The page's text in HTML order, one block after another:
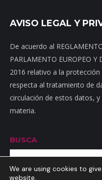
AVISO LEGAL Y
De acuerdo al
PARLAMENTO EUROPEO Y
2016 relativo a la
respecta al tratamiento de
circulación de estos datos,
materia.
BUSCA
We are using cookies to
website.